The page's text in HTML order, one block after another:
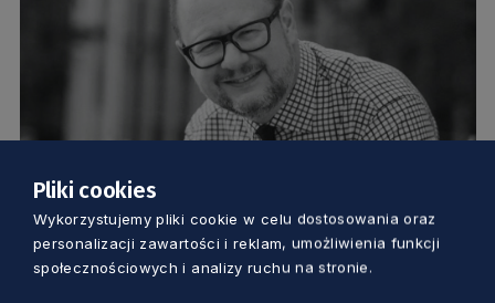
SAMORZĄD
IV rocznica tragicznej śmierci prezydenta
Pliki cookies
Wykorzystujemy pliki cookie w celu dostosowania oraz
personalizacji zawartości i reklam, umożliwienia funkcji
społecznościowych i analizy ruchu na stronie.